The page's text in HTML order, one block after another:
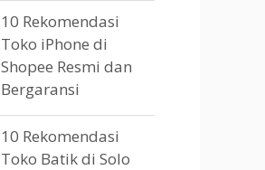
10 Rekomendasi
Toko iPhone di
Shopee Resmi dan
Bergaransi
10 Rekomendasi
Toko Batik di Solo